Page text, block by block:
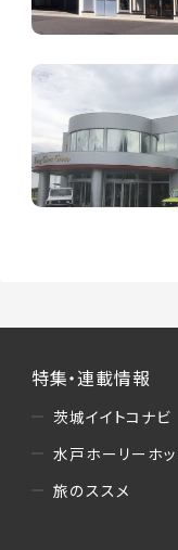
特集・連載情報
茨城イイトコナビ
水戸ホーリーホ
旅のススメ